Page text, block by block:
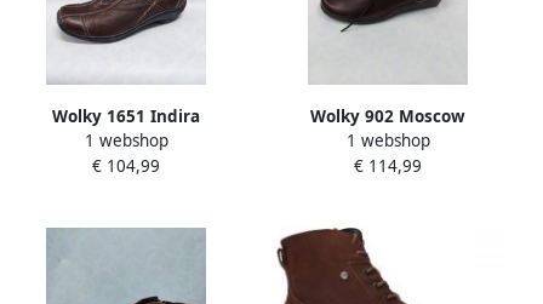
Wolky 1651 Indira
veterboots bruin
1 webshop
€ 104,99
Wolky 902 Moscow
veterboots bruin
1 webshop
€ 114,99